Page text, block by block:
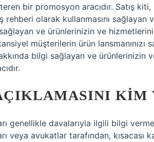
bir promosyon aracıdır. Satış kiti,
rehberi olarak kullanmasını
ve ürünlerinizin ve
müşterilerin ürün
bilgi sağlayan ve ürünlerinizin
KIM
genellikle davalarıyla ilgili bilgi
veya avukatlar tarafından,